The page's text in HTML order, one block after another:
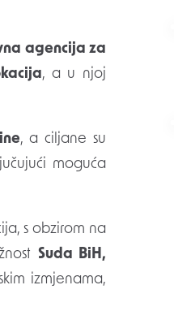
agencija za
, a u njoj
, a ciljane su
moguća
s obzirom na
Suda BiH,
izmjenama,